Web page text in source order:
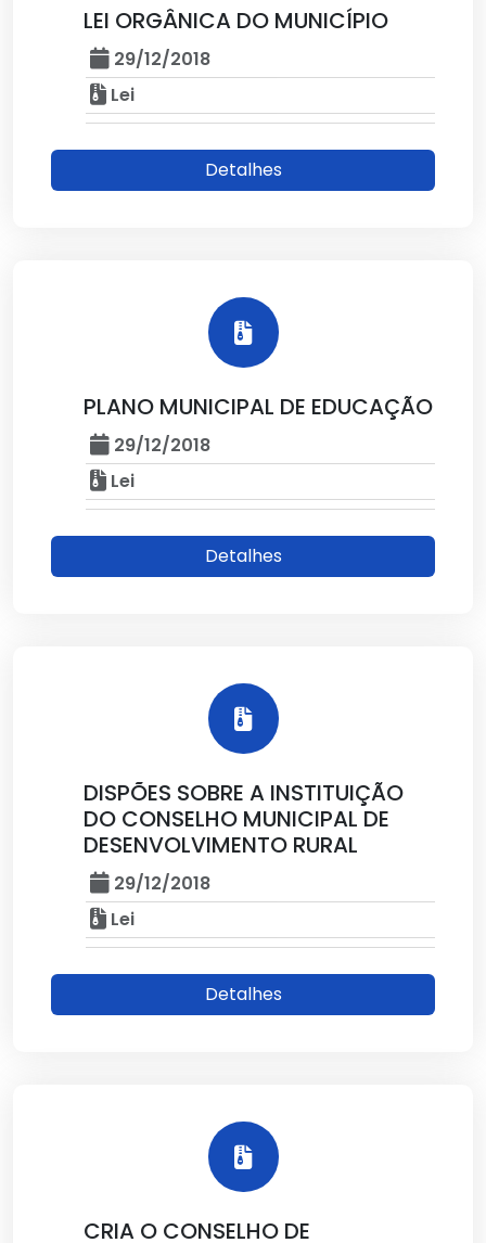
LEI ORGÂNICA DO MUNICÍPIO
29/12/2018
Lei
Detalhes
PLANO MUNICIPAL DE EDUCAÇÃO
29/12/2018
Lei
Detalhes
DISPÕES SOBRE A INSTITUIÇÃO
DO CONSELHO MUNICIPAL DE
DESENVOLVIMENTO RURAL
29/12/2018
Lei
Detalhes
CRIA O CONSELHO DE